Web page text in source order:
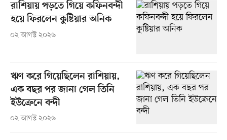
রাশিয়ায় পড়তে গিয়ে কফিনবন্দী
হয়ে ফিরলেন কুষ্টিয়ার অনিক
০২ আগস্ট ২০২৬
ঋণ করে গিয়েছিলেন রাশিয়ায়,
এক বছর পর জানা গেল তিনি
ইউক্রেনে বন্দী
০২ আগস্ট ২০২৬